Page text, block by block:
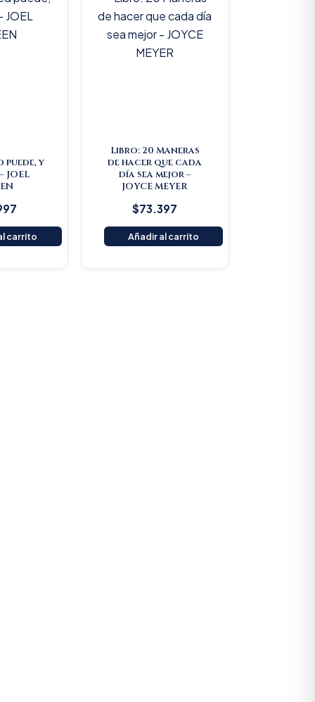
puede, y
JOEL
carrito
Libro: 20 Maneras
de hacer que cada
día sea mejor –
JOYCE MEYER
$73.397
Añadir al carrito